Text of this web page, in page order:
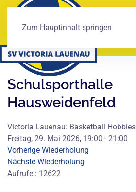
Zum Hauptinhalt springen
Schulsporthalle
Hausweidenfeld
Victoria Lauenau: Basketball Hobbies
Freitag, 29. Mai 2026, 19:00 - 21:00
Vorherige Wiederholung
Nächste Wiederholung
Aufrufe : 12622